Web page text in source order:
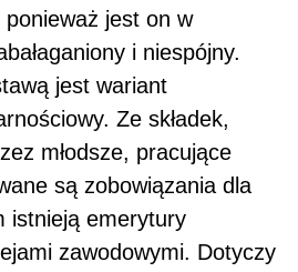
jest on w
i niespójny.
jest wariant
Ze składek,
młodsze, pracujące
są zobowiązania dla
istnieją emerytury
zawodowymi. Dotyczy